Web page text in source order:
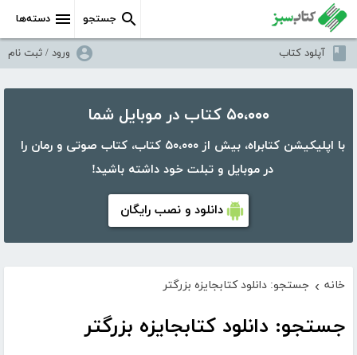
دسته‌ها جستجو
آپلود کتاب ورود / ثبت نام
۵۰،۰۰۰ کتاب در موبایل شما
با اپلیکیشن کتابراه، بیش از ۵۰،۰۰۰ کتاب، کتاب صوتی و رمان را
در موبایل و تبلت خود داشته باشید!
دانلود و نصب رایگان
خانه › جستجو: دانلود کتابجایزه بزرگتر
جستجو: دانلود کتابجایزه بزرگتر